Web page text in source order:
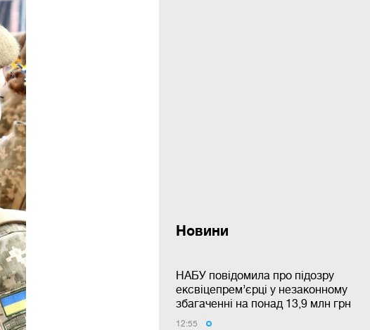
Новини
НАБУ повідомила про підозру
ексвіцепрем’єрці у незаконному
збагаченні на понад 13,9 млн грн
12:55